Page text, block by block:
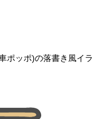
ポッポ)の落書き風イラ